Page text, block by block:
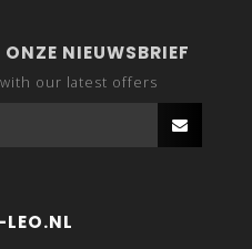
NIEUWSBRIEF
our latest offers